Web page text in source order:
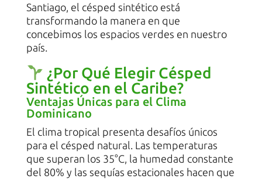
Santiago, el césped sintético está
transformando la manera en que
concebimos los espacios verdes en nuestro
país.
¿Por Qué Elegir Césped
Sintético en el Caribe?
Ventajas Únicas para el Clima
Dominicano
El clima tropical presenta desafíos únicos
para el césped natural. Las temperaturas
que superan los 35°C, la humedad constante
del 80% y las sequías estacionales hacen que